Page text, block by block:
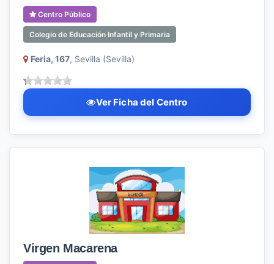
Centro Público
Colegio de Educación Infantil y Primaria
Feria, 167, Sevilla (Sevilla)
Ver Ficha del Centro
Virgen Macarena